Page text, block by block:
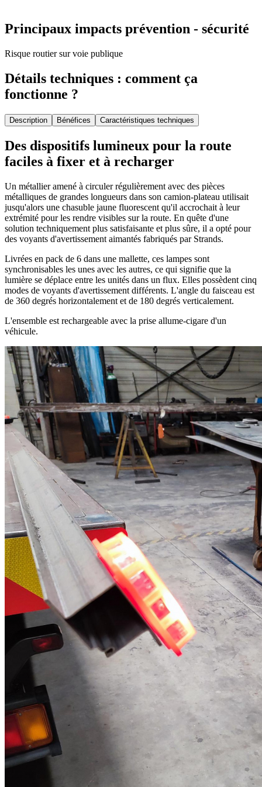
Principaux impacts prévention - sécurité
Risque routier sur voie publique
Détails techniques : comment ça
fonctionne ?
Description Bénéfices Caractéristiques techniques
Des dispositifs lumineux pour la route
faciles à fixer et à recharger
Un métallier amené à circuler régulièrement avec des pièces
métalliques de grandes longueurs dans son camion-plateau utilisait
jusqu'alors une chasuble jaune fluorescent qu'il accrochait à leur
extrémité pour les rendre visibles sur la route. En quête d'une
solution techniquement plus satisfaisante et plus sûre, il a opté pour
des voyants d'avertissement aimantés fabriqués par Strands.
Livrées en pack de 6 dans une mallette, ces lampes sont
synchronisables les unes avec les autres, ce qui signifie que la
lumière se déplace entre les unités dans un flux. Elles possèdent cinq
modes de voyants d'avertissement différents. L'angle du faisceau est
de 360 ​​degrés horizontalement et de 180 degrés verticalement.
L'ensemble est rechargeable avec la prise allume-cigare d'un
véhicule.